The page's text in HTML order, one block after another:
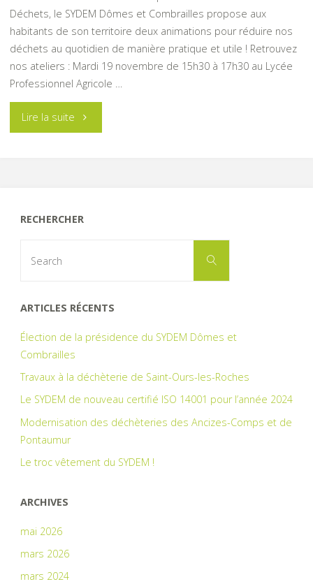
Déchets, le SYDEM Dômes et Combrailles propose aux
habitants de son territoire deux animations pour réduire nos
déchets au quotidien de manière pratique et utile ! Retrouvez
nos ateliers : Mardi 19 novembre de 15h30 à 17h30 au Lycée
Professionnel Agricole …
Lire la suite"SEMAINE
RECHERCHER
Search
ARTICLES RÉCENTS
Élection de la présidence du SYDEM Dômes et
Combrailles
Travaux à la déchèterie de Saint-Ours-les-Roches
Le SYDEM de nouveau certifié ISO 14001 pour l’année 2024
Modernisation des déchèteries des Ancizes-Comps et de
Pontaumur
Le troc vêtement du SYDEM !
ARCHIVES
mai 2026
mars 2026
mars 2024